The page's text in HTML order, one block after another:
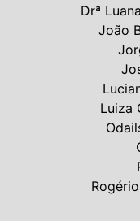
Drª
João
Luiza